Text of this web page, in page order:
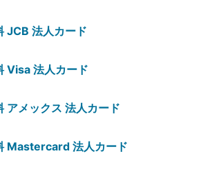
JCB 法人カード
Visa 法人カード
アメックス 法人カード
Mastercard 法人カード